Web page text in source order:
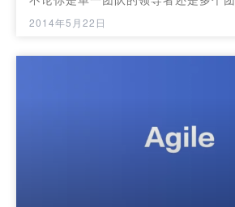
2014年5月22日